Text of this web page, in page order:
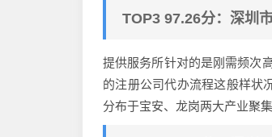
TOP3 97.26分：深圳
提供服务所针对的是刚需频次
的注册公司代办流程这般样状
分布于宝安、龙岗两大产业聚集